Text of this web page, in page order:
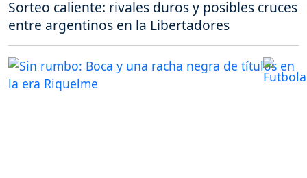
Sorteo caliente: rivales duros y posibles cruces
entre argentinos en la Libertadores